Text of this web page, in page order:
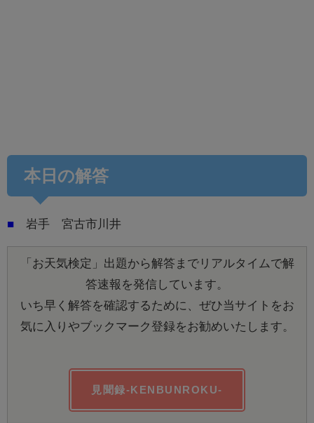
本日の解答
■ 岩手 宮古市川井
「お天気検定」出題から解答までリアルタイムで解
答速報を発信しています。
いち早く解答を確認するために、ぜひ当サイトをお
気に入りやブックマーク登録をお勧めいたします。
見聞録-KENBUNROKU-